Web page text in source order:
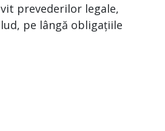
prevederilor legale,
pe lângă obligațiile